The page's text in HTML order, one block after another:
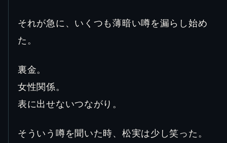
それが急に、いくつも薄暗い噂を漏らし始め
た。
裏金。
女性関係。
表に出せないつながり。
そういう噂を聞いた時、松実は少し笑った。